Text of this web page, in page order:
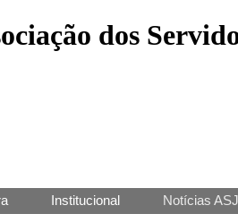
dos
Institucional Notícias ASJ